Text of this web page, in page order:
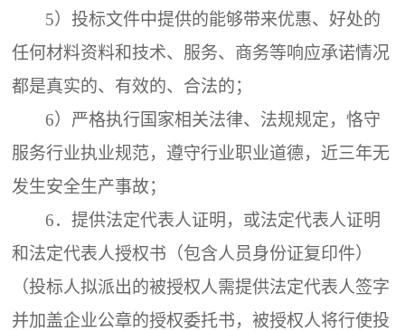
5）投标文件中提供的能够带来优惠、好处的
任何材料资料和技术、服务、商务等响应承诺情况
都是真实的、有效的、合法的；
6）严格执行国家相关法律、法规规定，恪守
服务行业执业规范，遵守行业职业道德，近三年无
发生安全生产事故；
6．提供法定代表人证明，或法定代表人证明
和法定代表人授权书（包含人员身份证复印件）
（投标人拟派出的被授权人需提供法定代表人签字
并加盖企业公章的授权委托书，被授权人将行使投